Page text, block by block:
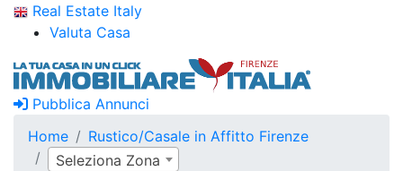
Real Estate Italy
Valuta Casa
Pubblica Annunci
Home
Rustico/Casale in Affitto Firenze
Seleziona Zona